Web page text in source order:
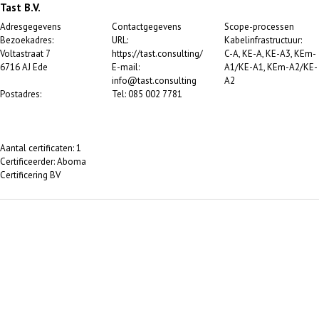
Tast B.V.
Adresgegevens
Bezoekadres:
Voltastraat 7
6716 AJ Ede
Postadres:
Aantal certificaten: 1
Certificeerder: Aboma
Certificering BV
Contactgegevens
URL:
https://tast.consulting/
E-mail:
info@tast.consulting
Tel: 085 002 7781
Scope-processen
Kabelinfrastructuur:
C-A, KE-A, KE-A3, KEm-
A1/KE-A1, KEm-A2/KE-
A2